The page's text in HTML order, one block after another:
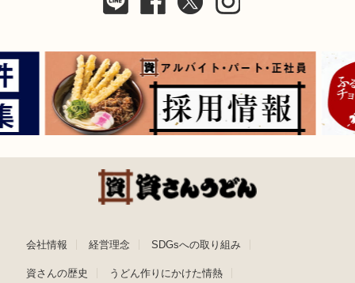
会社情報 経営理念 SDGsへの取り組み
資さんの歴史 うどん作りにかけた情熱